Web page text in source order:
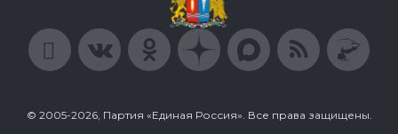
© 2005-2026, Партия «Единая Россия». Все права защищены.